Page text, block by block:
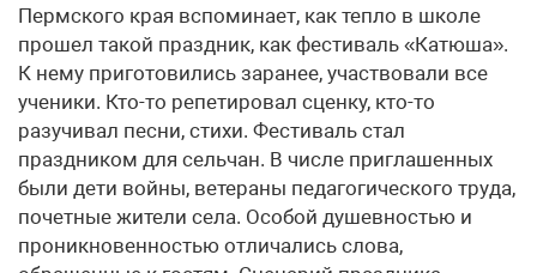
Пермского края вспоминает, как тепло в школе
прошел такой праздник, как фестиваль «Катюша».
К нему приготовились заранее, участвовали все
ученики. Кто-то репетировал сценку, кто-то
разучивал песни, стихи. Фестиваль стал
праздником для сельчан. В числе приглашенных
были дети войны, ветераны педагогического труда,
почетные жители села. Особой душевностью и
проникновенностью отличались слова,